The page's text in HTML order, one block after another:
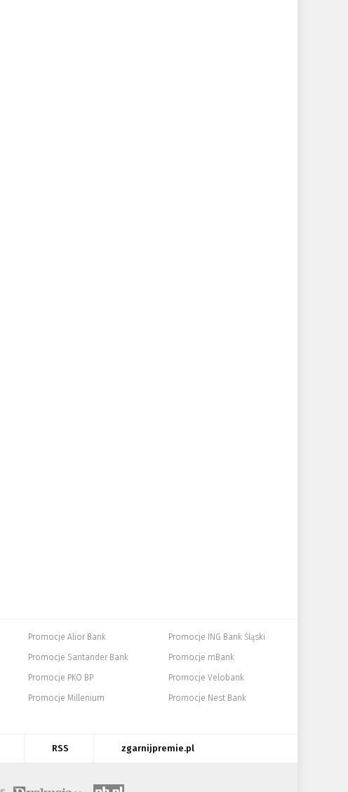
Promocje Alior Bank
Promocje Santander Bank
Promocje PKO BP
Promocje Millenium
Promocje ING Bank Śląski
Promocje mBank
Promocje Velobank
Promocje Nest Bank
RSS zgarnijpremie.pl